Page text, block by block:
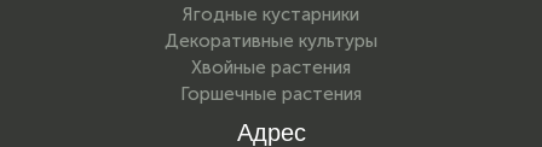
Ягодные кустарники
Декоративные культуры
Хвойные растения
Горшечные растения
Адрес